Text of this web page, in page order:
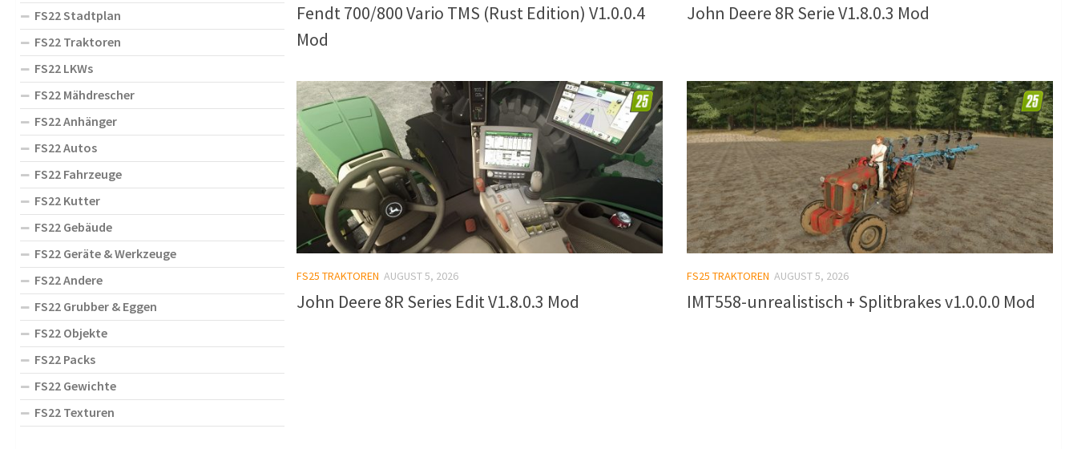
Fendt 700/800 Vario TMS (Rust Edition) V1.0.0.4
Mod
John Deere 8R Serie V1.8.0.3 Mod
FS25 TRAKTOREN AUGUST 5, 2026
John Deere 8R Series Edit V1.8.0.3 Mod
FS25 TRAKTOREN AUGUST 5, 2026
IMT558-unrealistisch + Splitbrakes v1.0.0.0 Mod
FS22 Stadtplan
FS22 Traktoren
FS22 LKWs
FS22 Mähdrescher
FS22 Anhänger
FS22 Autos
FS22 Fahrzeuge
FS22 Kutter
FS22 Gebäude
FS22 Geräte & Werkzeuge
FS22 Andere
FS22 Grubber & Eggen
FS22 Objekte
FS22 Packs
FS22 Gewichte
FS22 Texturen